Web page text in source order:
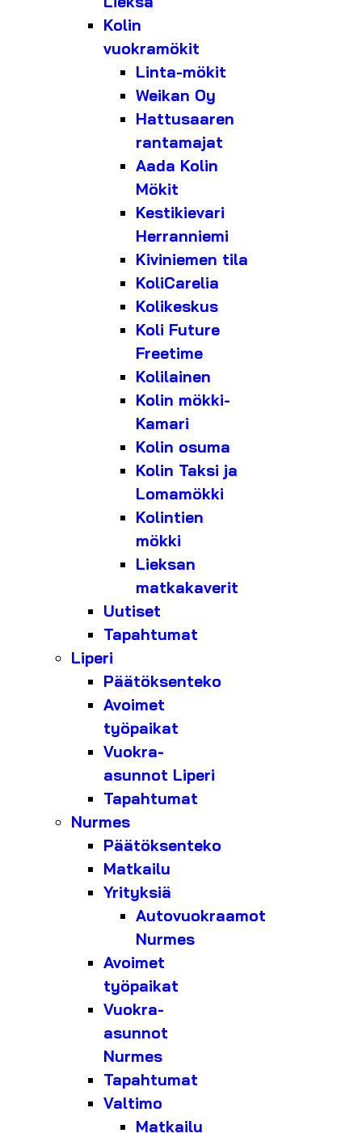
Kolin
vuokramökit
Linta-mökit
Weikan Oy
Hattusaaren
rantamajat
Aada Kolin
Mökit
Kestikievari
Herranniemi
Kiviniemen tila
KoliCarelia
Kolikeskus
Koli Future
Freetime
Kolilainen
Kolin mökki-
Kamari
Kolin osuma
Kolin Taksi ja
Lomamökki
Kolintien
mökki
Lieksan
matkakaverit
Uutiset
Tapahtumat
Liperi
Päätöksenteko
Avoimet
työpaikat
Vuokra-
asunnot Liperi
Tapahtumat
Nurmes
Päätöksenteko
Matkailu
Yrityksiä
Autovuokraamot
Nurmes
Avoimet
työpaikat
Vuokra-
asunnot
Nurmes
Tapahtumat
Valtimo
Matkailu